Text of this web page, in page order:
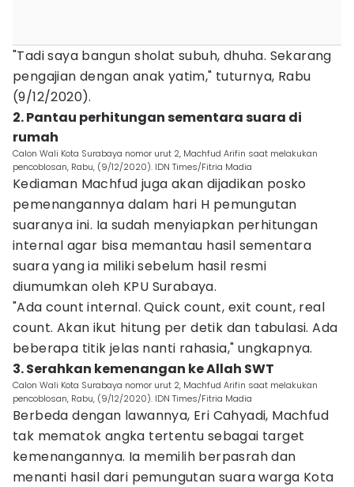
"Tadi saya bangun sholat subuh, dhuha. Sekarang
pengajian dengan anak yatim," tuturnya, Rabu
(9/12/2020).
2. Pantau perhitungan sementara suara di
rumah
Calon Wali Kota Surabaya nomor urut 2, Machfud Arifin saat melakukan
pencoblosan, Rabu, (9/12/2020). IDN Times/Fitria Madia
Kediaman Machfud juga akan dijadikan posko
pemenangannya dalam hari H pemungutan
suaranya ini. Ia sudah menyiapkan perhitungan
internal agar bisa memantau hasil sementara
suara yang ia miliki sebelum hasil resmi
diumumkan oleh KPU Surabaya.
"Ada count internal. Quick count, exit count, real
count. Akan ikut hitung per detik dan tabulasi. Ada
beberapa titik jelas nanti rahasia," ungkapnya.
3. Serahkan kemenangan ke Allah SWT
Calon Wali Kota Surabaya nomor urut 2, Machfud Arifin saat melakukan
pencoblosan, Rabu, (9/12/2020). IDN Times/Fitria Madia
Berbeda dengan lawannya, Eri Cahyadi, Machfud
tak mematok angka tertentu sebagai target
kemenangannya. Ia memilih berpasrah dan
menanti hasil dari pemungutan suara warga Kota